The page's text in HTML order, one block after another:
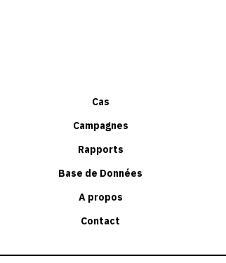
Cas
Campagnes
Rapports
Base de Données
A propos
Contact